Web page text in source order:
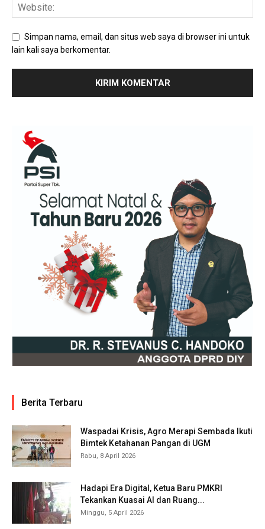
Simpan nama, email, dan situs web saya di browser ini untuk
lain kali saya berkomentar.
Berita Terbaru
Waspadai Krisis, Agro Merapi Sembada Ikuti
Bimtek Ketahanan Pangan di UGM
Rabu, 8 April 2026
Hadapi Era Digital, Ketua Baru PMKRI
Tekankan Kuasai AI dan Ruang...
Minggu, 5 April 2026